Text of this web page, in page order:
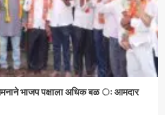
भाजप पक्षाला अधिक बळ ः आमदार